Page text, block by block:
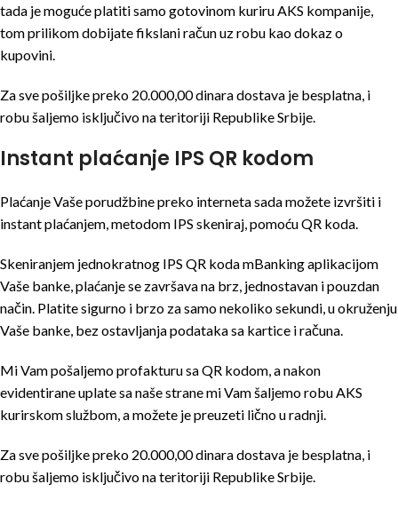
tada je moguće platiti samo gotovinom kuriru AKS kompanije,
tom prilikom dobijate fikslani račun uz robu kao dokaz o
kupovini.
Za sve pošiljke preko 20.000,00 dinara dostava je besplatna, i
robu šaljemo isključivo na teritoriji Republike Srbije.
Instant plaćanje IPS QR kodom
Plaćanje Vaše porudžbine preko interneta sada možete izvršiti i
instant plaćanjem, metodom IPS skeniraj, pomoću QR koda.
Skeniranjem jednokratnog IPS QR koda mBanking aplikacijom
Vaše banke, plaćanje se završava na brz, jednostavan i pouzdan
način. Platite sigurno i brzo za samo nekoliko sekundi, u okruženju
Vaše banke, bez ostavljanja podataka sa kartice i računa.
Mi Vam pošaljemo profakturu sa QR kodom, a nakon
evidentirane uplate sa naše strane mi Vam šaljemo robu AKS
kurirskom službom, a možete je preuzeti lično u radnji.
Za sve pošiljke preko 20.000,00 dinara dostava je besplatna, i
robu šaljemo isključivo na teritoriji Republike Srbije.